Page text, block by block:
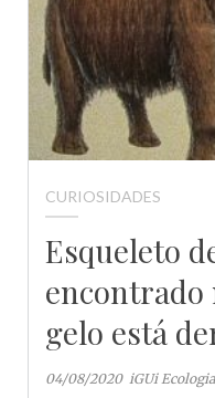
CURIOSIDADES
Esqueleto
encontrado
gelo está
04/08/2020 iGUi Ecologia